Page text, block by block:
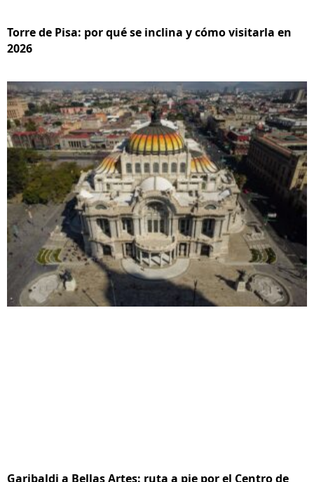
Torre de Pisa: por qué se inclina y cómo visitarla en
2026
Garibaldi a Bellas Artes: ruta a pie por el Centro de